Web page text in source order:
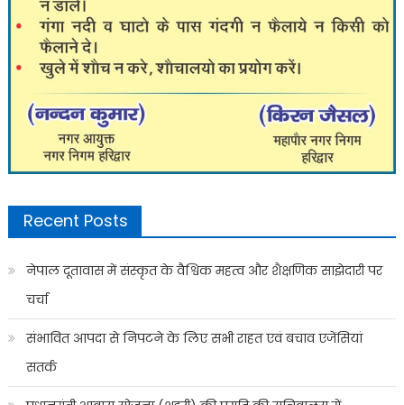
Recent Posts
नेपाल दूतावास में संस्कृत के वैश्विक महत्व और शैक्षणिक साझेदारी पर
चर्चा
संभावित आपदा से निपटने के लिए सभी राहत एवं बचाव एजेंसियां
सतर्क